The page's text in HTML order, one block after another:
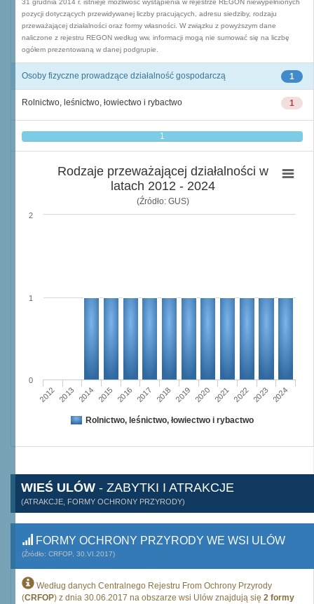
31 grudnia 2014 r. istnieje możliwość wystąpienia w rejestrze REGON niewypełnionych
pozycji dotyczących przewidywanej liczby pracujących, adresu siedziby, rodzaju
przeważającej działalności oraz formy własności. W związku z powyższym dane
naliczone z rejestru REGON według ww. informacji mogą nie sumować się na liczbę
ogółem prezentowaną w danej podgrupie.
1
Osoby fizyczne prowadzące działalność gospodarczą
1
Rolnictwo, leśnictwo, łowiectwo i rybactwo
1
Rodzaje przeważającej działalności w
latach 2012 - 2024
(Źródło: GUS)
2012 2013 2014 2015 2016 2017 2018 2019 2020 2021 2022 2023 2024
0
1
2
Rolnictwo, leśnictwo, łowiectwo i rybactwo
WIEŚ ULÓW - ZABYTKI I ATRAKCJE
(ATRAKCJE, FORMY OCHRONY PRZYRODY)
FORMY OCHRONY PRZYRODY WE WSI ULÓW
(Źródło: CRFOP, 30.VI.2017)
Według danych Centralnego Rejestru From Ochrony Przyrody
(CRFOP) z dnia 30.06.2017 na obszarze wsi Ulów znajdują się 2 formy